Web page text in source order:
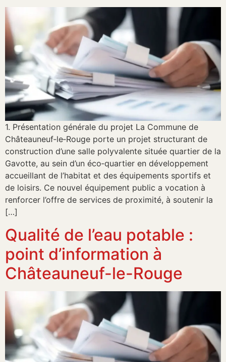
1. Présentation générale du projet La Commune de
Châteauneuf‑le‑Rouge porte un projet structurant de
construction d’une salle polyvalente située quartier de la
Gavotte, au sein d’un éco‑quartier en développement
accueillant de l’habitat et des équipements sportifs et
de loisirs. Ce nouvel équipement public a vocation à
renforcer l’offre de services de proximité, à soutenir la
[…]
Qualité de l’eau potable :
point d’information à
Châteauneuf-le-Rouge